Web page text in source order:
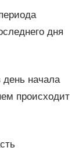
дня
начала
происходит